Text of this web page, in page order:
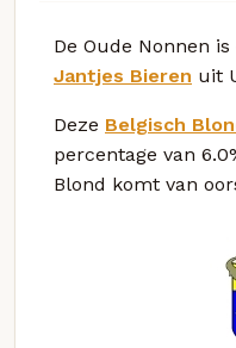
De Oude Nonnen
Jantjes Bieren uit
Deze Belgisch
percentage van
Blond komt van